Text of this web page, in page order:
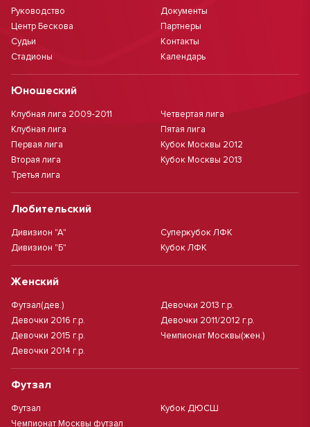
Руководство
Центр Бескова
Судьи
Стадионы
Документы
Партнеры
Контакты
Календарь
Юношеский
Клубная лига 2009-2011
Клубная лига
Первая лига
Вторая лига
Третья лига
Четвертая лига
Пятая лига
Кубок Москвы 2012
Кубок Москвы 2013
Любительский
Дивизион "А"
Дивизион "Б"
Суперкубок ЛФК
Кубок ЛФК
Женский
Футзал(дев.)
Девочки 2016 г.р.
Девочки 2015 г.р.
Девочки 2014 г.р.
Девочки 2013 г.р.
Девочки 2011/2012 г.р.
Чемпионат Москвы(жен.)
Футзал
Футзал
Чемпионат Москвы футзал
Кубок ДЮСШ